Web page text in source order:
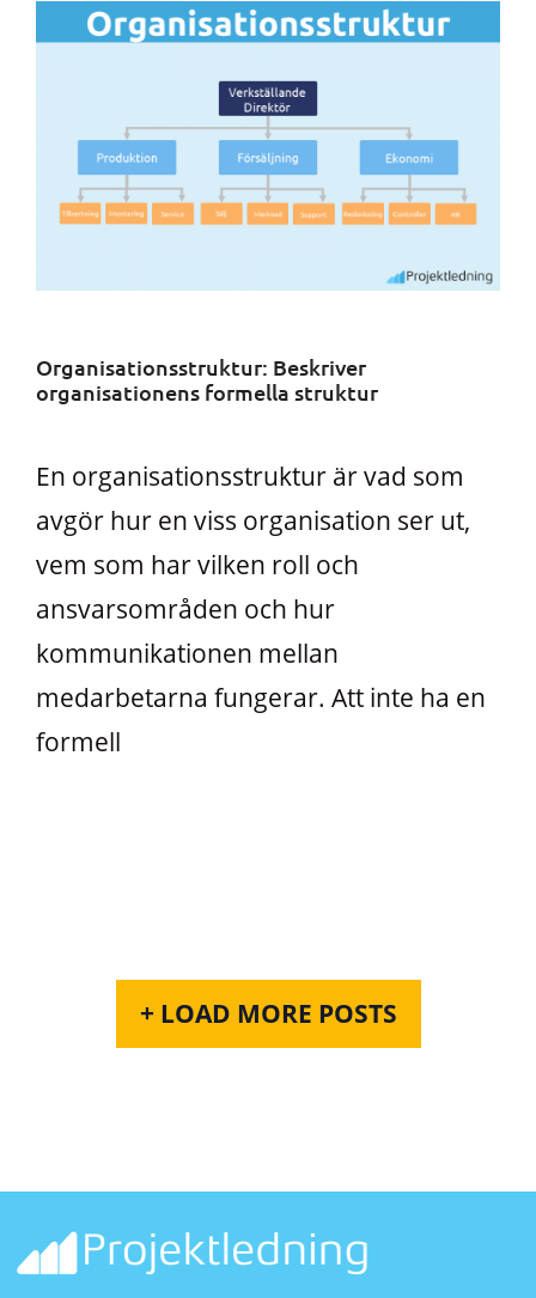
Organisationsstruktur: Beskriver
organisationens formella struktur
En organisationsstruktur är vad som
avgör hur en viss organisation ser ut,
vem som har vilken roll och
ansvarsområden och hur
kommunikationen mellan
medarbetarna fungerar. Att inte ha en
formell
+ LOAD MORE POSTS